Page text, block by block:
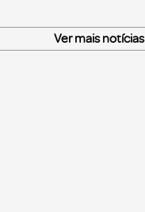
Ver mais notícias